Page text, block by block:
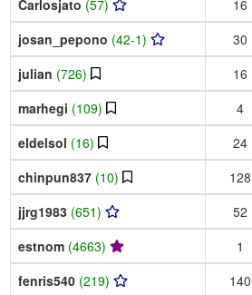
Carlosjato (57) 16
josan_pepono (42-1) 30
julian (726) 16
marhegi (109) 4
eldelsol (16) 24
chinpun837 (10) 128
jjrg1983 (651) 52
estnom (4663) 1
fenris540 (219) 140